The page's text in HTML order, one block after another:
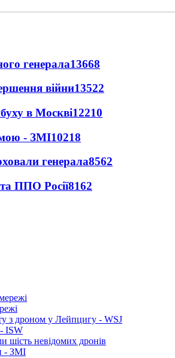
генерала13668
війни13522
в Москві12210
- ЗМІ10218
генерала8562
ППО Росії8162
з дроном у Лейпцигу - WSJ
ISW
шість невідомих дронів
- ЗМІ